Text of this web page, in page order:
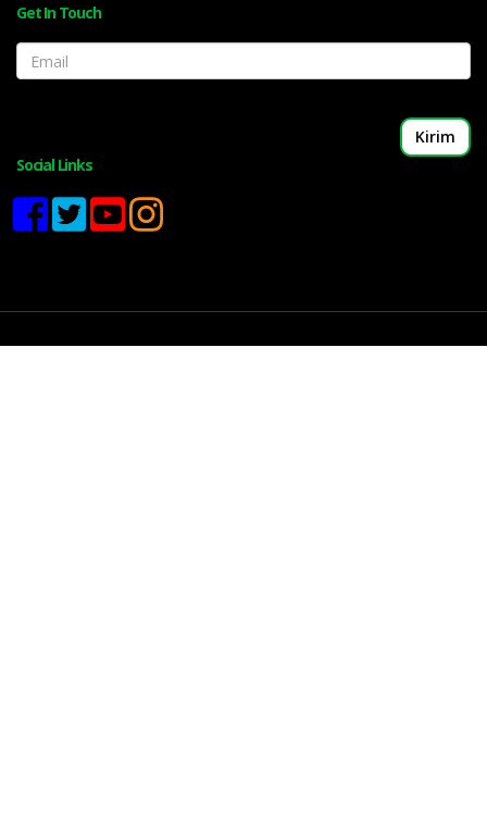
Get In Touch
Email
Social Links